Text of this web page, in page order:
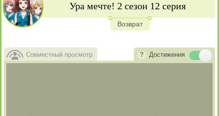
Ура мечте! 2 сезон 12 серия
Возврат
Совместный просмотр Достижения